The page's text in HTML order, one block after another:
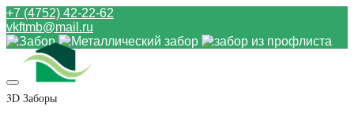
+7 (4752) 42-22-62
vkftmb@mail.ru
3D Заборы